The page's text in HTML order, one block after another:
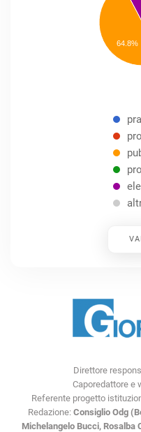
64.8%
Direttore
Caporedattore e
Referente progetto
Redazione: Consiglio Odg
Michelangelo Bucci, Rosalba